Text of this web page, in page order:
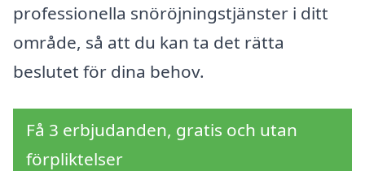
professionella snöröjningstjänster i ditt
område, så att du kan ta det rätta
beslutet för dina behov.
Få 3 erbjudanden, gratis och utan
förpliktelser